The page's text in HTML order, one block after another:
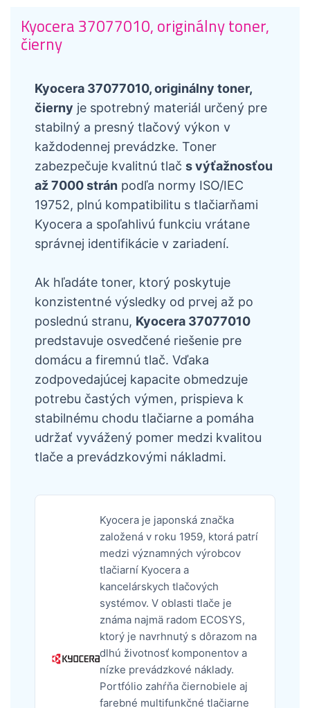
Kyocera 37077010, originálny toner,
čierny
Kyocera 37077010, originálny toner,
čierny je spotrebný materiál určený pre
stabilný a presný tlačový výkon v
každodennej prevádzke. Toner
zabezpečuje kvalitnú tlač s výťažnosťou
až 7000 strán podľa normy ISO/IEC
19752, plnú kompatibilitu s tlačiarňami
Kyocera a spoľahlivú funkciu vrátane
správnej identifikácie v zariadení.
Ak hľadáte toner, ktorý poskytuje
konzistentné výsledky od prvej až po
poslednú stranu, Kyocera 37077010
predstavuje osvedčené riešenie pre
domácu a firemnú tlač. Vďaka
zodpovedajúcej kapacite obmedzuje
potrebu častých výmen, prispieva k
stabilnému chodu tlačiarne a pomáha
udržať vyvážený pomer medzi kvalitou
tlače a prevádzkovými nákladmi.
Kyocera je japonská značka
založená v roku 1959, ktorá patrí
medzi významných výrobcov
tlačiarní Kyocera a
kancelárskych tlačových
systémov. V oblasti tlače je
známa najmä radom ECOSYS,
ktorý je navrhnutý s dôrazom na
dlhú životnosť komponentov a
nízke prevádzkové náklady.
Portfólio zahŕňa čiernobiele aj
farebné multifunkčné tlačiarne